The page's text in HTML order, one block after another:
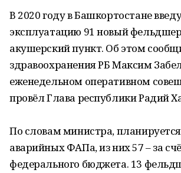
В 2020 году в Башкортостане
эксплуатацию 91 новый
акушерский пункт. Об этом
здравоохранения РБ Максим
еженедельном оперативном
провёл Глава республики Радий
По словам министра,
аварийных ФАПа, из них 57 – за
федерального бюджета. 13